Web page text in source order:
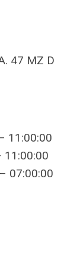
47 MZ D
11:00:00
11:00:00
07:00:00